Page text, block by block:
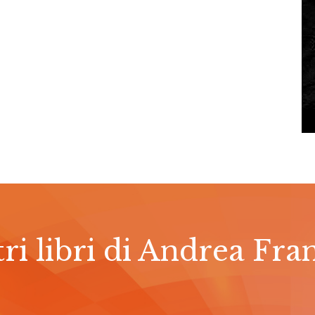
libri di Andrea